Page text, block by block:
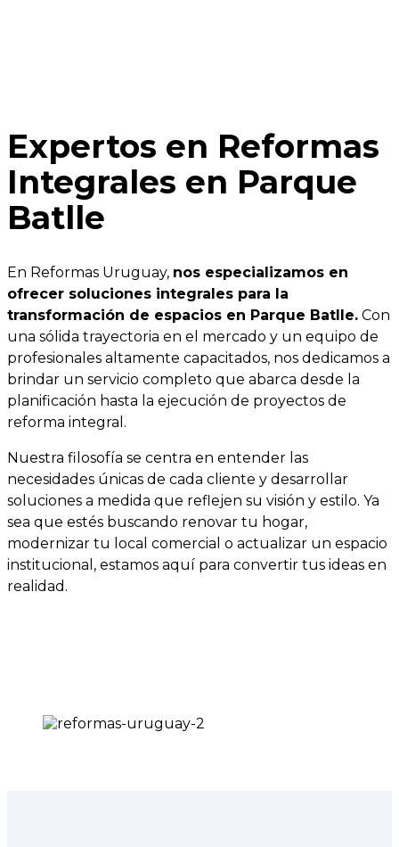
Expertos en Reformas
Integrales en Parque
Batlle
En Reformas Uruguay, nos especializamos en
ofrecer soluciones integrales para la
transformación de espacios en Parque Batlle. Con
una sólida trayectoria en el mercado y un equipo de
profesionales altamente capacitados, nos dedicamos a
brindar un servicio completo que abarca desde la
planificación hasta la ejecución de proyectos de
reforma integral.
Nuestra filosofía se centra en entender las
necesidades únicas de cada cliente y desarrollar
soluciones a medida que reflejen su visión y estilo. Ya
sea que estés buscando renovar tu hogar,
modernizar tu local comercial o actualizar un espacio
institucional, estamos aquí para convertir tus ideas en
realidad.